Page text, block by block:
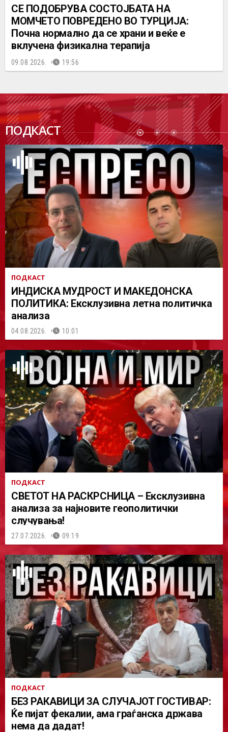
СЕ ПОДОБРУВА СОСТОЈБАТА НА
МОМЧЕТО ПОВРЕДЕНО ВО ТУРЦИЈА:
Почна нормално да се храни и веќе е
вклучена физикална терапија
09.08.2026. 19:56
ПОДКАСТ
ПОДК
АСТ
ПОДКАСТ
ИНДИСКА МУДРОСТ И МАКЕДОНСКА
ПОЛИТИКА: Ексклузивна летна политичка
анализа
04.08.2026. 10:01
ПОДКАСТ
СВЕТОТ НА РАСКРСНИЦА – Ексклузивна
анализа за најновите геополитички
случувања!
27.07.2026. 09:19
ПОДКАСТ
БЕЗ РАКАВИЦИ ЗА СЛУЧАЈОТ ГОСТИВАР:
Ќе пијат фекалии, ама граѓанска држава
нема да дадат!